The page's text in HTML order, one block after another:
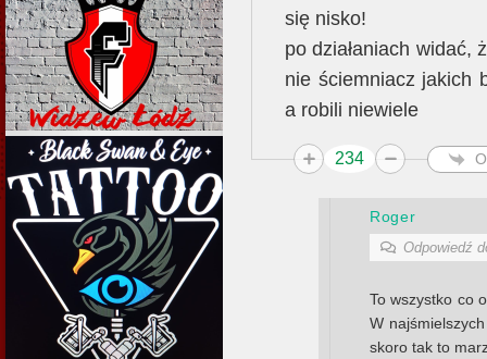
się nisko!
po działaniach widać,
nie ściemniacz jakich
a robili niewiele
234
Roger
Odpowiedź
To wszystko co
W
skoro tak to